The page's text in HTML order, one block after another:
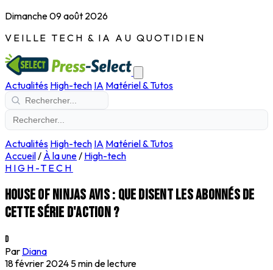
Dimanche 09 août 2026
VEILLE TECH & IA AU QUOTIDIEN
Actualités High-tech IA Matériel & Tutos
Actualités High-tech IA Matériel & Tutos
Accueil/ À la une/ High-tech
HIGH-TECH
House of Ninjas avis : que disent les abonnés de
cette série d'action ?
D
Par Diana
18 février 2024 5 min de lecture